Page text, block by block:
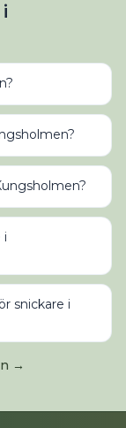
i
i
snickare i
→